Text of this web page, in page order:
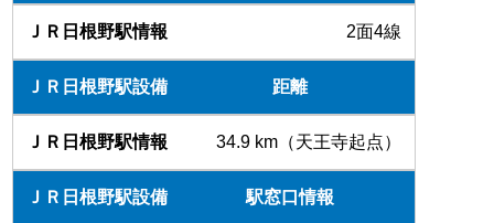
2面4線
距離
34.9 km（天王寺起点）
駅窓口情報